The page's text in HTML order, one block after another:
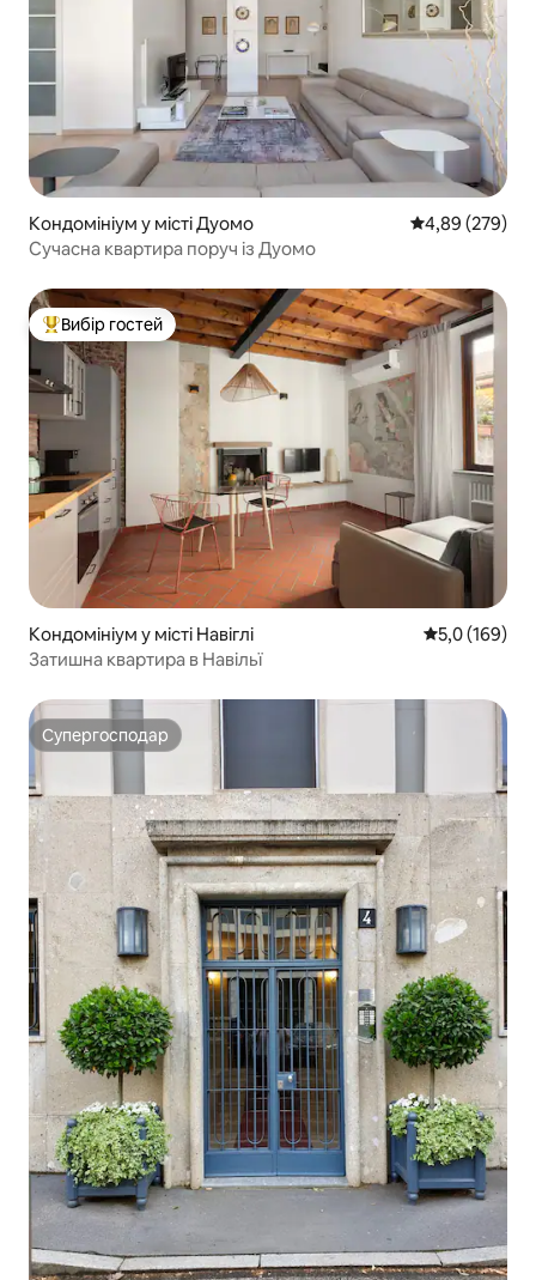
Кондомініум у місті Дуомо Середня
4,89 (279)
Сучасна квартира поруч із Дуомо
Топ вибір гостей
Вибір гостей
Кондомініум у місті Навіглі Середня
5,0 (169)
Затишна квартира в Навільї
Супергосподар
Супергосподар